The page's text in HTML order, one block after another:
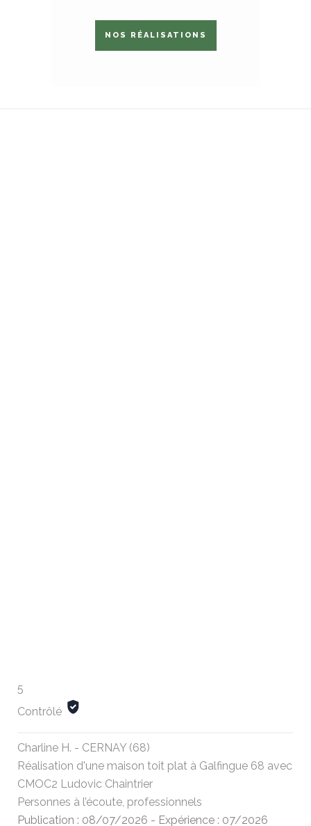
NOS RÉALISATIONS
5
Contrôlé
Charline H. - CERNAY (68)
Réalisation d'une maison toit plat à Galfingue 68 avec
CMOC2 Ludovic Chaintrier
Personnes à l’écoute, professionnels
Publication : 08/07/2026 - Expérience : 07/2026